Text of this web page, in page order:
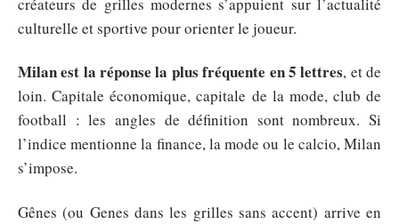
culturelle et sportive pour orienter le joueur.
Milan est la réponse la plus fréquente en 5 lettres, et de
loin. Capitale économique, capitale de la mode, club de
football : les angles de définition sont nombreux. Si
l’indice mentionne la finance, la mode ou le calcio, Milan
s’impose.
Gênes (ou Genes dans les grilles sans accent) arrive en